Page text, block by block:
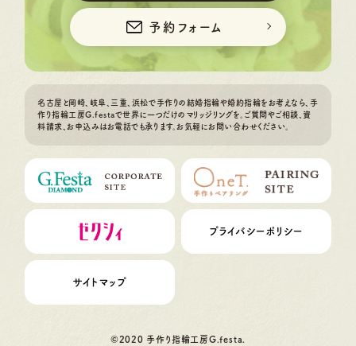
予約フォーム
名古屋と岡崎、岐阜、三重、浜松で手作りの結婚指輪や婚約指輪をお考えなら、手
作り指輪工房G.festaで世界に一つだけのマリッジリングを。ご質問やご相談、資
料請求、お申込みはお電話でも承ります。お気軽にお問い合わせください。
プライバシーポリシー
サイトマップ
©2020 手作り指輪工房G.festa.